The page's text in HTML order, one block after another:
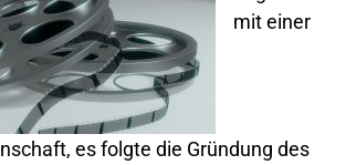
mit einer
es folgte die Gründung des